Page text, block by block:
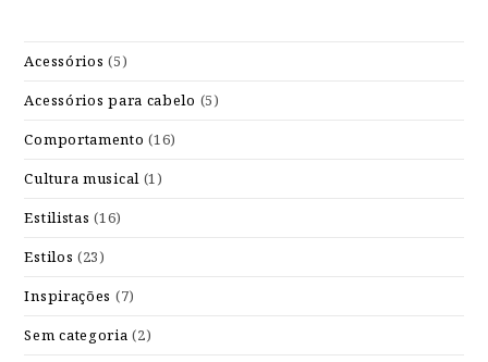
Acessórios (5)
Acessórios para cabelo (5)
Comportamento (16)
Cultura musical (1)
Estilistas (16)
Estilos (23)
Inspirações (7)
Sem categoria (2)